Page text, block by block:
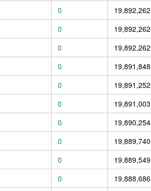
0 19,892,262
0 19,892,262
0 19,892,262
0 19,891,848
0 19,891,252
0 19,891,003
0 19,890,254
0 19,889,740
0 19,889,549
0 19,888,686